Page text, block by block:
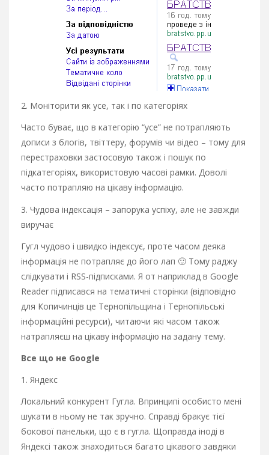
2. Моніторити як усе, так і по категоріях
Часто буває, що в категорію “усе” не потрапляють
дописи з блогів, твіттеру, форумів чи відео – тому для
перестраховки застосовую також і пошук по
підкатегоріях, використовую часові рамки. Доволі
часто потрапляю на цікаву інформацію.
3. Чудова індексація – запорука успіху, але не завжди
виручає
Гугл чудово і швидко індексує, проте часом деяка
інформація не потрапляє до його лап 🙂 Тому раджу
слідкувати і RSS-підписками. Я от наприклад в Google
Reader підписався на тематичні сторінки (відповідно
для Копичинців це Тернопільщина і Тернопільські
інформаційні ресурси), читаючи які часом також
натрапляєш на цікаву інформацію на задану тему.
Все що не Google
1. Яндекс
Локальний конкурент Гугла. Впринципі особисто мені
шукати в ньому не так зручно. Справді бракує тієї
бокової панельки, що є в гугла. Щоправда іноді в
Яндексі також знаходиться багато цікавого завдяки